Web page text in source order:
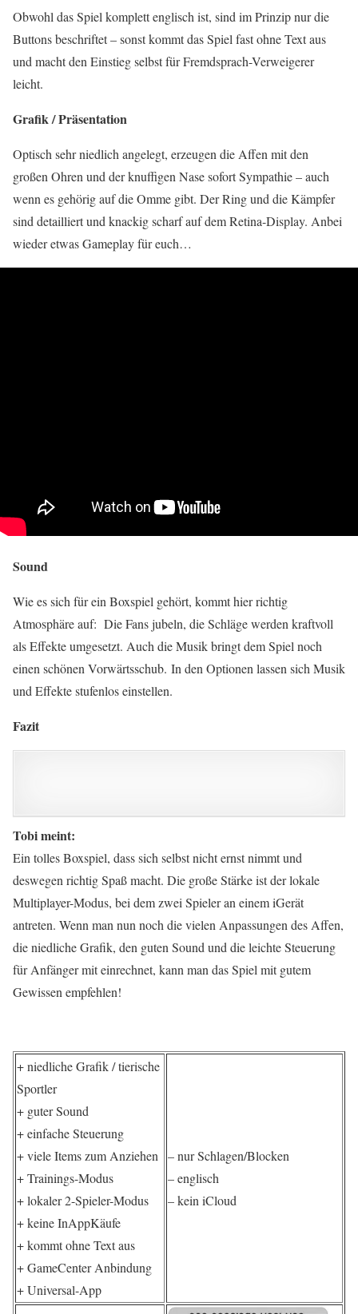
Obwohl das Spiel komplett englisch ist, sind im Prinzip nur die
Buttons beschriftet – sonst kommt das Spiel fast ohne Text aus
und macht den Einstieg selbst für Fremdsprach-Verweigerer
leicht.
Grafik / Präsentation
Optisch sehr niedlich angelegt, erzeugen die Affen mit den
großen Ohren und der knuffigen Nase sofort Sympathie – auch
wenn es gehörig auf die Omme gibt. Der Ring und die Kämpfer
sind detailliert und knackig scharf auf dem Retina-Display. Anbei
wieder etwas Gameplay für euch…
Sound
Wie es sich für ein Boxspiel gehört, kommt hier richtig
Atmosphäre auf: Die Fans jubeln, die Schläge werden kraftvoll
als Effekte umgesetzt. Auch die Musik bringt dem Spiel noch
einen schönen Vorwärtsschub. In den Optionen lassen sich Musik
und Effekte stufenlos einstellen.
Fazit
Tobi meint:
Ein tolles Boxspiel, dass sich selbst nicht ernst nimmt und
deswegen richtig Spaß macht. Die große Stärke ist der lokale
Multiplayer-Modus, bei dem zwei Spieler an einem iGerät
antreten. Wenn man nun noch die vielen Anpassungen des Affen,
die niedliche Grafik, den guten Sound und die leichte Steuerung
für Anfänger mit einrechnet, kann man das Spiel mit gutem
Gewissen empfehlen!
+ niedliche Grafik / tierische
Sportler
+ guter Sound
+ einfache Steuerung
+ viele Items zum Anziehen
+ Trainings-Modus
+ lokaler 2-Spieler-Modus
+ keine InAppKäufe
+ kommt ohne Text aus
+ GameCenter Anbindung
+ Universal-App
– nur Schlagen/Blocken
– englisch
– kein iCloud